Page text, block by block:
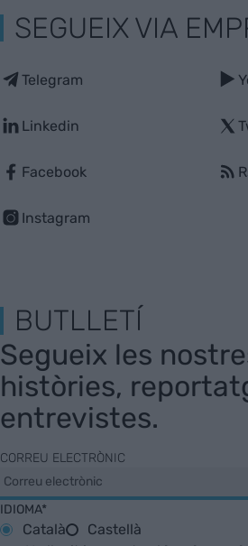
SEGUEIX VIA
Telegram
Linkedin
Facebook
Instagram
BUTLLETÍ
Segueix les
històries,
entrevistes.
CORREU ELECTRÒNIC
IDIOMA*
Català
Castellà